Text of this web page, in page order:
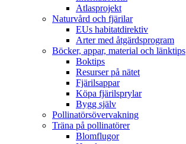
Atlasprojekt
Naturvård och fjärilar
EUs habitatdirektiv
Arter med åtgärdsprogram
Böcker, appar, material och länktips
Boktips
Resurser på nätet
Fjärilsappar
Köpa fjärilsprylar
Bygg själv
Pollinatörsövervakning
Träna på pollinatörer
Blomflugor